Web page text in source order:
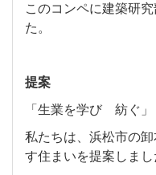
このコンペに建築研
た。
提案
「生業を学び 紡ぐ」
私たちは、浜松市の
す住まいを提案しまし